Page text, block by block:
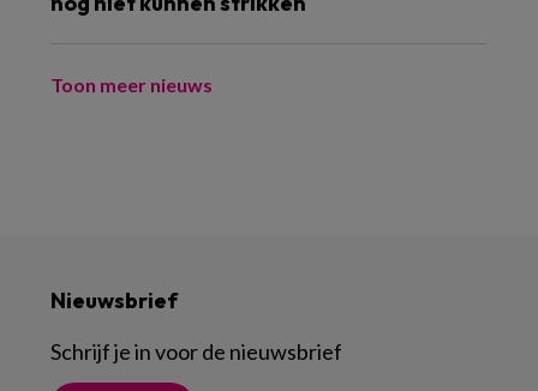
Toon meer nieuws
Nieuwsbrief
Schrijf je in voor de nieuwsbrief